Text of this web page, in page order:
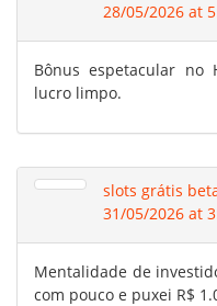
28/05/2026 at
Bônus espetacular no
lucro limpo.
slots grátis
31/05/2026 at
Mentalidade de
com pouco e puxei R$